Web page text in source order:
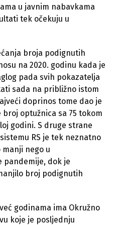
u javnim nabavkama
tek očekuju u
broja podignutih
na 2020. godinu kada je
pada svih pokazatelja
sada na približno istom
doprinos tome dao je
optužnica sa 75 tokom
godini. S druge strane
RS je tek neznatno
manji nego u
pandemije, dok je
broj podignutih
godinama ima Okružno
koje je posljednju